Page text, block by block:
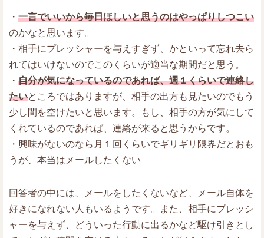
・ 一言でいいから毎日ほしいと思うのはやっぱりしつこい
のかなと思います。
・相手にプレッシャーを与えすぎず、かといって忘れ去ら
れてはいけないのでこのくらいが適当な期間だと思う。
・ 自分が気になっているのであれば、週１くらいで連絡し
たいところではありますが、相手の出方も見たいのでもう
少し間を空けたいと思います。もし、相手の方が気にして
くれているのであれば、連絡が来ると思うからです。
・興味がないのなら月１回くらいでギリギリ限界だとおも
うが、本当はメールしたくない
回答者の中には、メールをしたくないなど、メール自体を
好きになれない人もいるようです。また、相手にプレッシ
ャーを与えず、どういった行動に出るかなど駆け引きとし